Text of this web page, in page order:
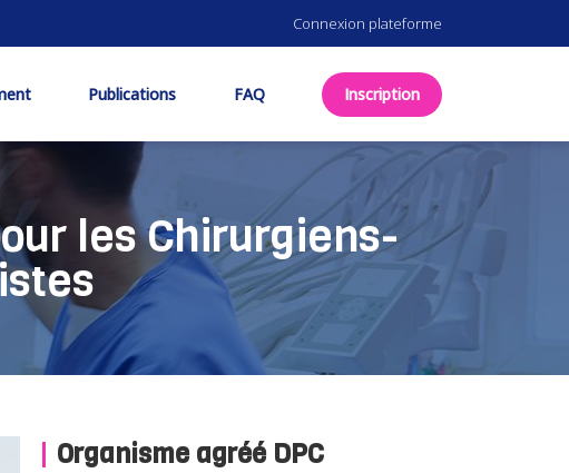
Connexion plateforme
Publications FAQ Inscription
les Chirurgiens-
Organisme agréé DPC